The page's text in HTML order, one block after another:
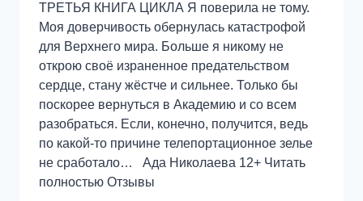
ТРЕТЬЯ КНИГА ЦИКЛА Я поверила не тому.
Моя доверчивость обернулась катастрофой
для Верхнего мира. Больше я никому не
открою своё израненное предательством
сердце, стану жёстче и сильнее. Только бы
поскорее вернуться в Академию и со всем
разобраться. Если, конечно, получится, ведь
по какой-то причине телепортационное зелье
не сработало… Ада Николаева 12+ Читать
полностью Отзывы